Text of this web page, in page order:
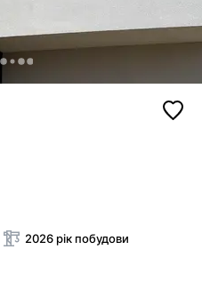
2026 рік побудови